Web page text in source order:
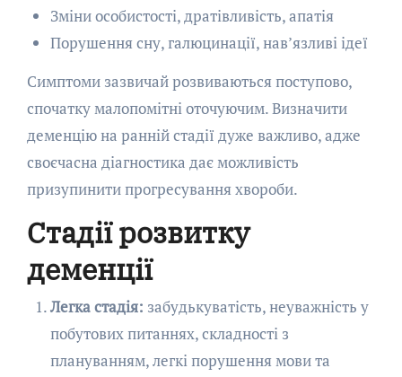
Зміни особистості, дратівливість, апатія
Порушення сну, галюцинації, нав’язливі ідеї
Симптоми зазвичай розвиваються поступово,
спочатку малопомітні оточуючим. Визначити
деменцію на ранній стадії дуже важливо, адже
своєчасна діагностика дає можливість
призупинити прогресування хвороби.
Стадії розвитку
деменції
Легка стадія: забудькуватість, неуважність у
побутових питаннях, складності з
плануванням, легкі порушення мови та